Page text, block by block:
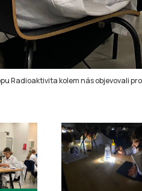
Radioaktivita kolem nás objevovali